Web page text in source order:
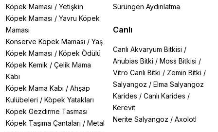
Köpek Maması / Yetişkin
Köpek Maması / Yavru Köpek
Maması
Konserve Köpek Maması / Yaş
Köpek Maması / Köpek Ödülü
Köpek Kemik / Çelik Mama
Kabı
Köpek Mama Kabı / Ahşap
Kulübeleri / Köpek Yatakları
Köpek Gezdirme Tasması
Köpek Taşıma Çantaları / Metal
Sürüngen Aydınlatma
Canlı
Canlı Akvaryum Bitkisi /
Anubias Bitki / Moss Bitkisi /
Vitro Canlı Bitki / Zemin Bitki /
Salyangoz / Elma Salyangoz
Karides / Canlı Karides /
Kerevit
Nerite Salyangoz / Axolotl